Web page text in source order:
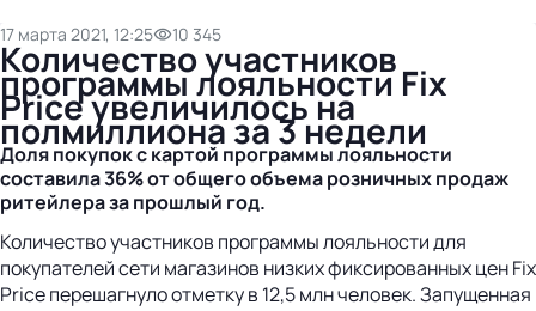
17 марта 2021, 12:25 10 345
Количество участников
программы лояльности Fix
Price увеличилось на
полмиллиона за 3 недели
Доля покупок с картой программы лояльности
составила 36% от общего объема розничных продаж
ритейлера за прошлый год.
Количество участников программы лояльности для
покупателей сети магазинов низких фиксированных цен Fix
Price перешагнуло отметку в 12,5 млн человек. Запущенная